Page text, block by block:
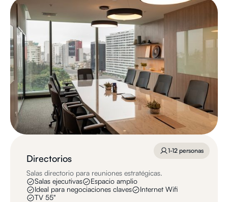
Directorios
Salas directorio para reuniones estratégicas.
Salas ejecutivas
Espacio amplio
Ideal para negociaciones claves
Internet Wifi
TV 55"
1-12 personas